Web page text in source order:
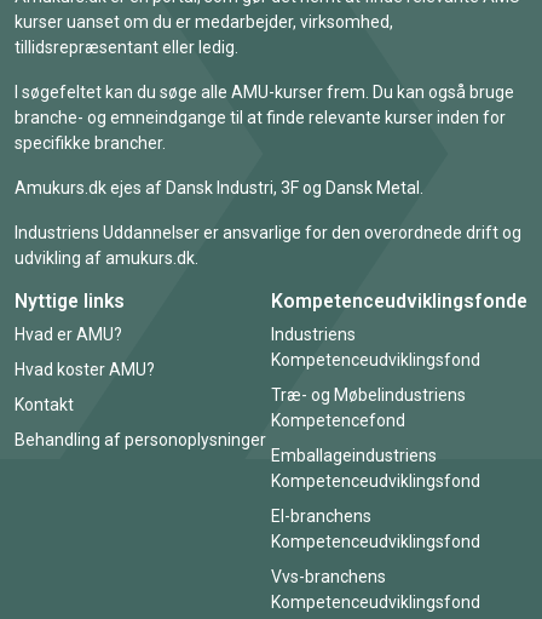
kurser uanset om du er medarbejder, virksomhed,
tillidsrepræsentant eller ledig.
I søgefeltet kan du søge alle AMU-kurser frem. Du kan også bruge
branche- og emneindgange til at finde relevante kurser inden for
specifikke brancher.
Amukurs.dk ejes af Dansk Industri, 3F og Dansk Metal.
Industriens Uddannelser er ansvarlige for den overordnede drift og
udvikling af amukurs.dk.
Nyttige links
Hvad er AMU?
Hvad koster AMU?
Kontakt
Behandling af personoplysninger
Kompetenceudviklingsfonde
Industriens
Kompetenceudviklingsfond
Træ- og Møbelindustriens
Kompetencefond
Emballageindustriens
Kompetenceudviklingsfond
El-branchens
Kompetenceudviklingsfond
Vvs-branchens
Kompetenceudviklingsfond